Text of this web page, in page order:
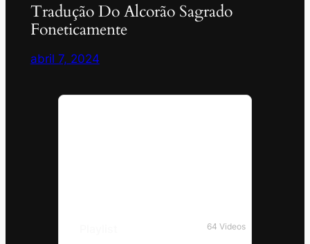
Tradução Do Alcorão Sagrado
Foneticamente
abril 7, 2024